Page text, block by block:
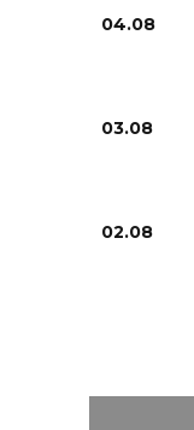
04.08
03.08
02.08